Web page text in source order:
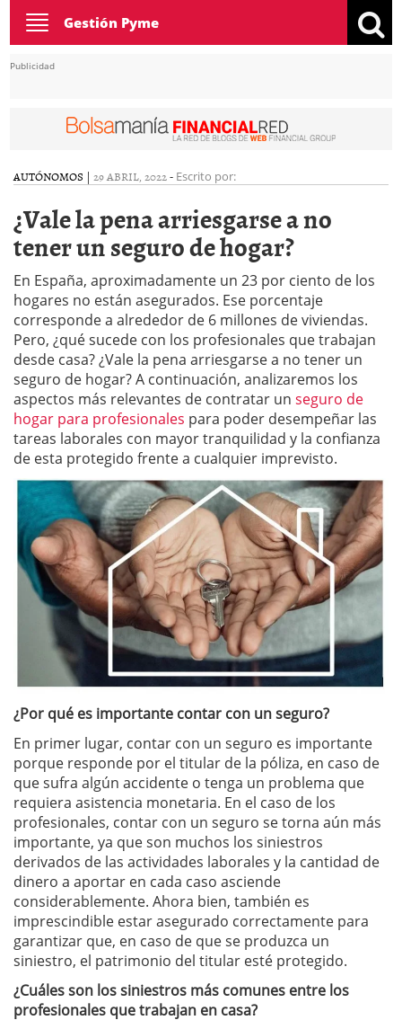
Toggle
navigation
Gestión Pyme
Publicidad
AUTÓNOMOS | 29 ABRIL, 2022- Escrito por:
¿Vale la pena arriesgarse a no
tener un seguro de hogar?
En España, aproximadamente un 23 por ciento de los
hogares no están asegurados. Ese porcentaje
corresponde a alrededor de 6 millones de viviendas.
Pero, ¿qué sucede con los profesionales que trabajan
desde casa? ¿Vale la pena arriesgarse a no tener un
seguro de hogar? A continuación, analizaremos los
aspectos más relevantes de contratar un seguro de
hogar para profesionales para poder desempeñar las
tareas laborales con mayor tranquilidad y la confianza
de esta protegido frente a cualquier imprevisto.
¿Por qué es importante contar con un seguro?
En primer lugar, contar con un seguro es importante
porque responde por el titular de la póliza, en caso de
que sufra algún accidente o tenga un problema que
requiera asistencia monetaria. En el caso de los
profesionales, contar con un seguro se torna aún más
importante, ya que son muchos los siniestros
derivados de las actividades laborales y la cantidad de
dinero a aportar en cada caso asciende
considerablemente. Ahora bien, también es
imprescindible estar asegurado correctamente para
garantizar que, en caso de que se produzca un
siniestro, el patrimonio del titular esté protegido.
¿Cuáles son los siniestros más comunes entre los
profesionales que trabajan en casa?